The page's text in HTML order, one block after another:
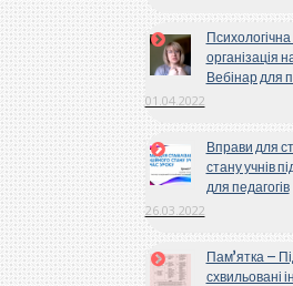
Психологічна
організація
Вебінар для
01.04.2022
Вправи для
стану учнів
для педагогів
26.03.2022
Пам’ятка –
схвильовані